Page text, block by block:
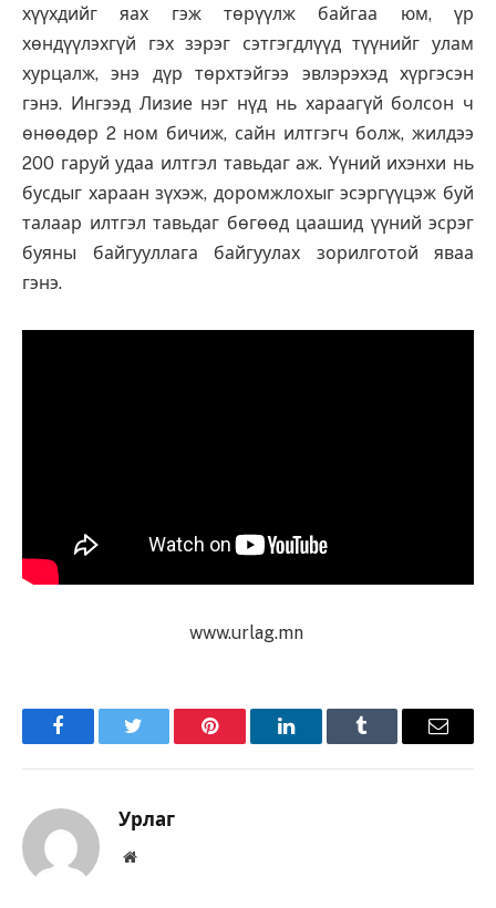
хүүхдийг яах гэж төрүүлж байгаа юм, үр
хөндүүлэхгүй гэх зэрэг сэтгэгдлүүд түүнийг улам
хурцалж, энэ дүр төрхтэйгээ эвлэрэхэд хүргэсэн
гэнэ. Ингээд Лизие нэг нүд нь хараагүй болсон ч
өнөөдөр 2 ном бичиж, сайн илтгэгч болж, жилдээ
200 гаруй удаа илтгэл тавьдаг аж. Үүний ихэнхи нь
бусдыг хараан зүхэж, доромжлохыг эсэргүүцэж буй
талаар илтгэл тавьдаг бөгөөд цаашид үүний эсрэг
буяны байгууллага байгуулах зорилготой яваа
гэнэ.
www.urlag.mn
FacebookTwitter Pinterest LinkedInTumblr Имэйл
Урлаг
Вэбсайт